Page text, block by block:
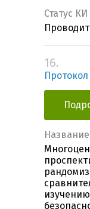
Статус КИ
16.
Протокол